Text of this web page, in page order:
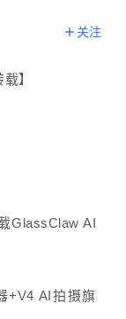
关注
】
GlassClaw AI
+V4 AI拍摄旗